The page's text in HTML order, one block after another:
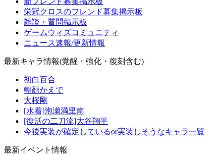
栄冠クロスのフレンド募集掲示板
雑談・質問掲示板
ゲームウィズコミュニティ
ニュース速報/更新情報
最新キャラ情報(覚醒・強化・復刻含む)
初白百合
朝顔かえで
大桜剛
[水着]泡瀬満里南
[復活の二刀流]大谷翔平
今後実装が確定しているor実装しそうなキャラ一覧
最新イベント情報